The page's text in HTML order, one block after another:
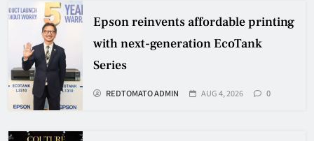
Epson reinvents affordable printing
with next-generation EcoTank
Series
REDTOMATO ADMIN AUG 4, 2026 0